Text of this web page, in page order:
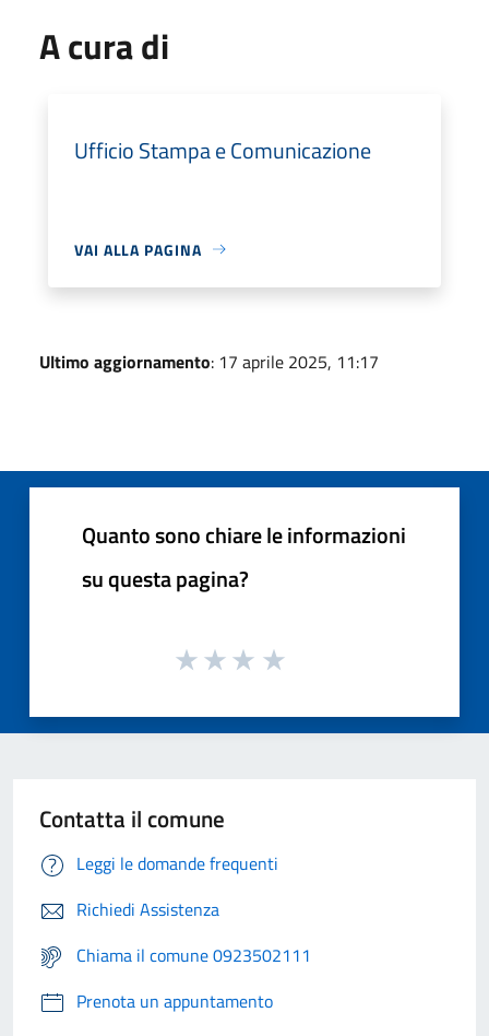
A cura di
Ufficio Stampa e Comunicazione
VAI ALLA PAGINA
Ultimo aggiornamento: 17 aprile 2025, 11:17
Quanto sono chiare le informazioni
su questa pagina?
Contatta il comune
Leggi le domande frequenti
Richiedi Assistenza
Chiama il comune 0923502111
Prenota un appuntamento